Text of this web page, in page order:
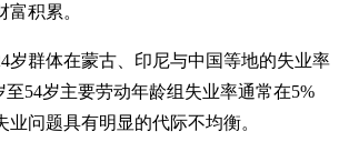
积累。
岁群体在蒙古、印尼与中国等地的失业率
至54岁主要劳动年龄组失业率通常在5%
问题具有明显的代际不均衡。